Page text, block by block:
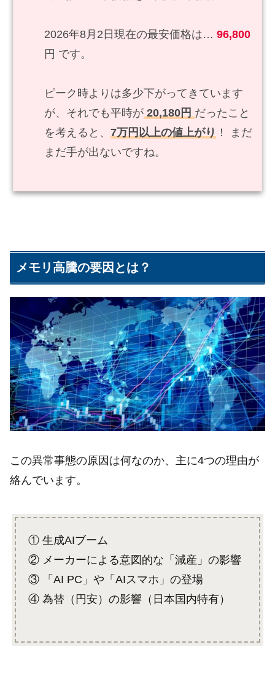
2026年8月2日現在の最安価格は… 96,800
円 です。
ピーク時よりは多少下がってきています
が、それでも平時が 20,180円 だったこと
を考えると、 7万円以上の値上がり ！ まだ
まだ手が出ないですね。
メモリ高騰の要因とは？
この異常事態の原因は何なのか、主に4つの理由が
絡んでいます。
① 生成AIブーム
② メーカーによる意図的な「減産」の影響
③ 「AI PC」や「AIスマホ」の登場
④ 為替（円安）の影響（日本国内特有）